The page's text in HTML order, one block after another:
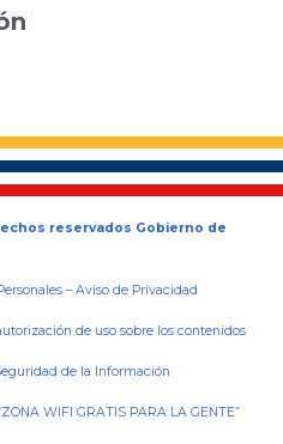
reservados Gobierno de
–Aviso de Privacidad
de uso sobre los contenidos
de la Información
WIFI GRATIS PARA LA GENTE”